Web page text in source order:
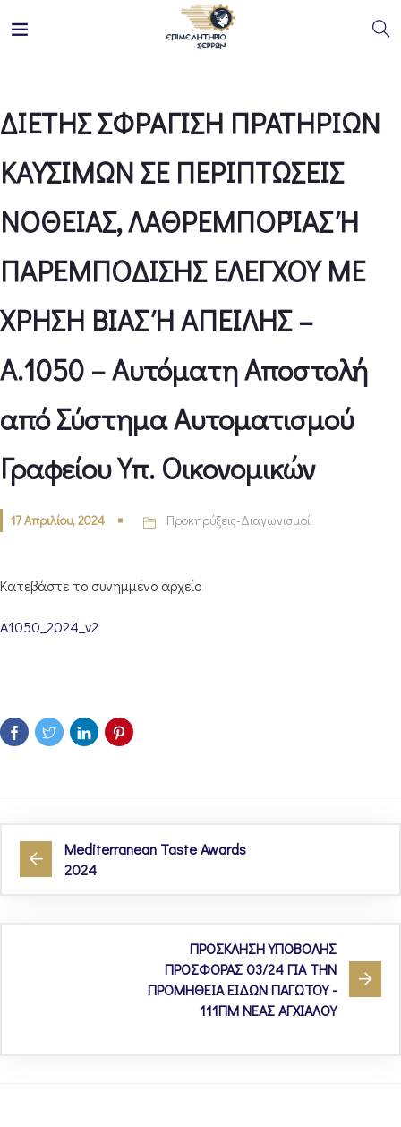
ΔΙΕΤΗΣ ΣΦΡΑΓΙΣΗ ΠΡΑΤΗΡΙΩΝ
ΚΑΥΣΙΜΩΝ ΣΕ ΠΕΡΙΠΤΩΣΕΙΣ
ΝΟΘΕΙΑΣ, ΛΑΘΡΕΜΠΟΡΊΑΣ Ή
ΠΑΡΕΜΠΟΔΙΣΗΣ ΕΛΕΓΧΟΥ ΜΕ
ΧΡΗΣΗ ΒΙΑΣ Ή ΑΠΕΙΛΗΣ –
Α.1050 – Αυτόματη Αποστολή
από Σύστημα Αυτοματισμού
Γραφείου Υπ. Οικονομικών
17 Απριλίου, 2024 Προκηρύξεις-Διαγωνισμοί
Κατεβάστε το συνημμένο αρχείο
Α1050_2024_v2
Mediterranean Taste Awards
2024
ΠΡΟΣΚΛΗΣΗ ΥΠΟΒΟΛΗΣ
ΠΡΟΣΦΟΡΑΣ 03/24 ΓΙΑ ΤΗΝ
ΠΡΟΜΗΘΕΙΑ ΕΙΔΩΝ ΠΑΓΩΤΟΥ -
111ΠΜ ΝΕΑΣ ΑΓΧΙΑΛΟΥ